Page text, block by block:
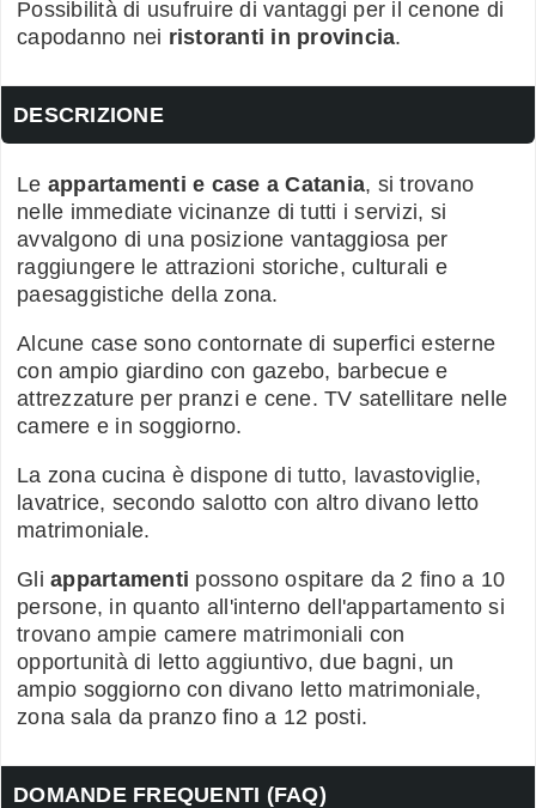
Possibilità di usufruire di vantaggi per il cenone di
capodanno nei ristoranti in provincia.
DESCRIZIONE
Le appartamenti e case a Catania, si trovano
nelle immediate vicinanze di tutti i servizi, si
avvalgono di una posizione vantaggiosa per
raggiungere le attrazioni storiche, culturali e
paesaggistiche della zona.
Alcune case sono contornate di superfici esterne
con ampio giardino con gazebo, barbecue e
attrezzature per pranzi e cene. TV satellitare nelle
camere e in soggiorno.
La zona cucina è dispone di tutto, lavastoviglie,
lavatrice, secondo salotto con altro divano letto
matrimoniale.
Gli appartamenti possono ospitare da 2 fino a 10
persone, in quanto all'interno dell'appartamento si
trovano ampie camere matrimoniali con
opportunità di letto aggiuntivo, due bagni, un
ampio soggiorno con divano letto matrimoniale,
zona sala da pranzo fino a 12 posti.
DOMANDE FREQUENTI (FAQ)